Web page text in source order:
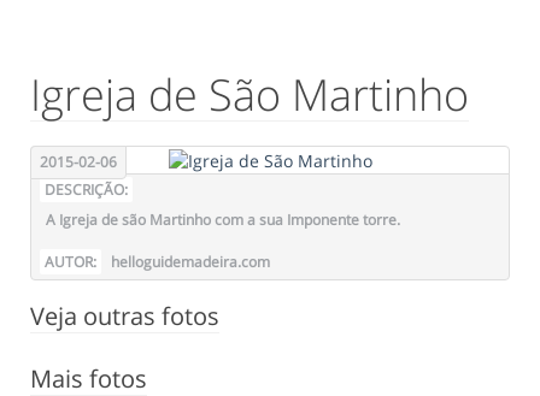
Igreja de São Martinho
2015-02-06
DESCRIÇÃO:
A Igreja de são Martinho com a sua Imponente torre.
AUTOR: helloguidemadeira.com
Veja outras fotos
Mais fotos